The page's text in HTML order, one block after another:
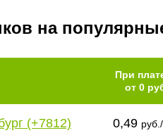
на
При
от 0
(+7812) 0,49